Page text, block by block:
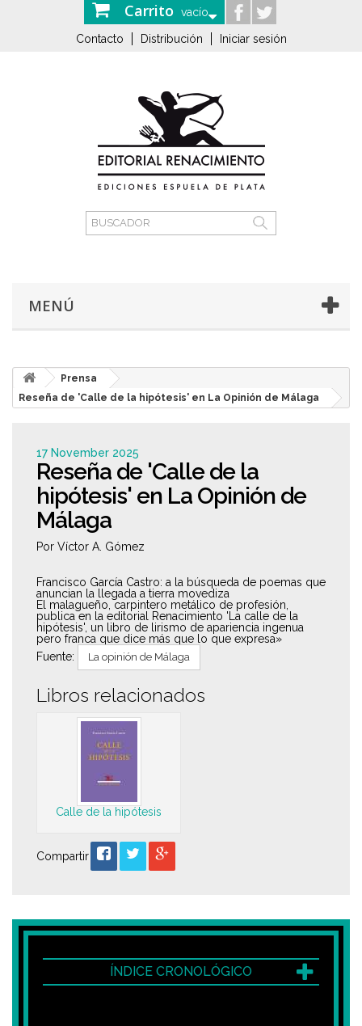
Carrito vacío
Contacto Distribución Iniciar sesión
MENÚ
Prensa
Reseña de 'Calle de la hipótesis' en La Opinión de Málaga
17 November 2025
Reseña de 'Calle de la
hipótesis' en La Opinión de
Málaga
Por Víctor A. Gómez
Francisco García Castro: a la búsqueda de poemas que
anuncian la llegada a tierra movediza
El malagueño, carpintero metálico de profesión,
publica en la editorial Renacimiento 'La calle de la
hipótesis', un libro de lirismo de apariencia ingenua
pero franca que dice más que lo que expresa»
Fuente:
La opinión de Málaga
Libros relacionados
Calle de la hipótesis
Compartir
ÍNDICE CRONOLÓGICO